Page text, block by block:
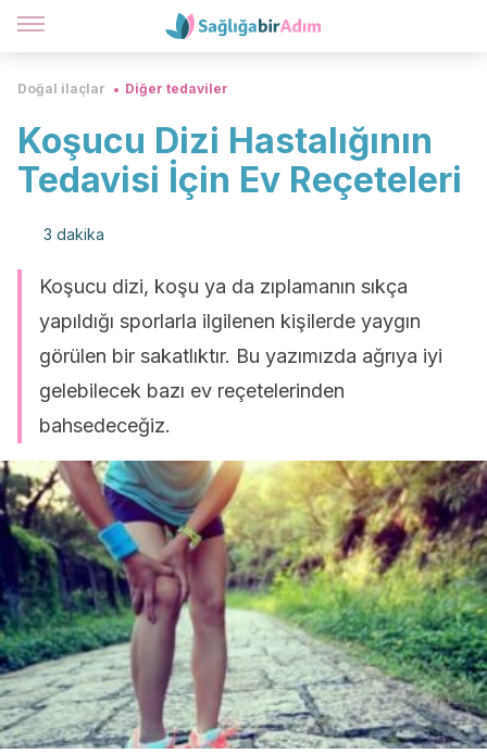
Doğal ilaçlar Diğer tedaviler
Koşucu Dizi Hastalığının
Tedavisi İçin Ev Reçeteleri
3 dakika
Koşucu dizi, koşu ya da zıplamanın sıkça
yapıldığı sporlarla ilgilenen kişilerde yaygın
görülen bir sakatlıktır. Bu yazımızda ağrıya iyi
gelebilecek bazı ev reçetelerinden
bahsedeceğiz.